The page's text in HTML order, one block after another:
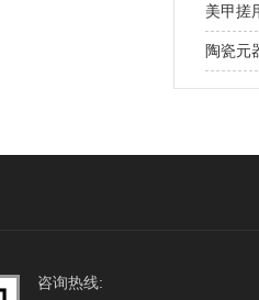
美甲搓
陶瓷元
咨询热线: